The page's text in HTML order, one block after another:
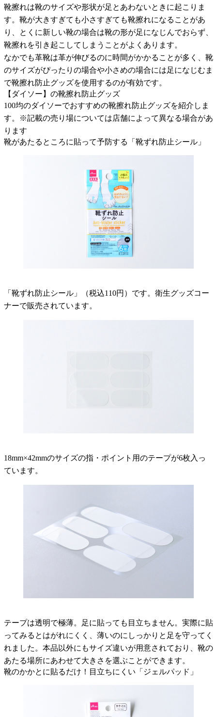
靴擦れは靴のサイズや形状が足とあわないときに起こりま
す。靴が大きすぎても小さすぎても靴擦れになることがあ
り、とくに新しい靴の場合は靴の形が足になじんでおらず、
靴擦れを引き起こしてしまうことがよくあります。
なかでも革靴は革が伸びるのに時間がかかることが多く、靴
のサイズがぴったりの場合や小さめの場合には足になじむま
で靴擦れ防止グッズを使用するのが有効です。
【ダイソー】の靴擦れ防止グッズ
100均のダイソーでおすすめの靴擦れ防止グッズを紹介しま
す。※記載の売り場については店舗によって異なる場合があ
ります
靴があたるところに貼って予防する「靴ずれ防止シール」
「靴ずれ防止シール」（税込110円）です。衛生グッズコー
ナーで販売されています。
18mm×42mmのサイズの指・ポイント用のテープが6枚入っ
ています。
テープは透明で極薄。足に貼っても目立ちません。実際に貼
ってみるとはがれにくく、薄いのにしっかりと足を守ってく
れました。本品以外にもサイズ違いが用意されており、靴の
あたる場所にあわせて大きさを選ぶことができます。
靴のかかとに貼るだけ！目立ちにくい「ジェルパッド」